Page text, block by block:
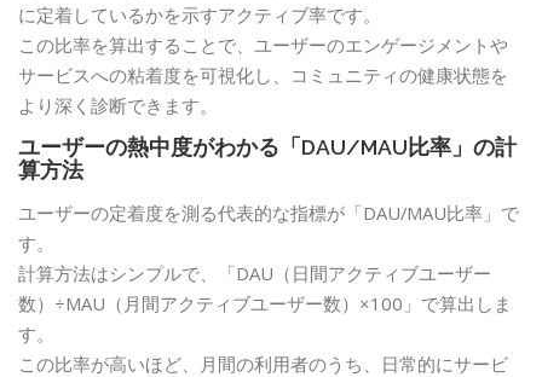
に定着しているかを示すアクティブ率です。
この比率を算出することで、ユーザーのエンゲージメントや
サービスへの粘着度を可視化し、コミュニティの健康状態を
より深く診断できます。
ユーザーの熱中度がわかる「DAU/MAU比率」の計
算方法
ユーザーの定着度を測る代表的な指標が「DAU/MAU比率」で
す。
計算方法はシンプルで、「DAU（日間アクティブユーザー
数）÷MAU（月間アクティブユーザー数）×100」で算出しま
す。
この比率が高いほど、月間の利用者のうち、日常的にサービ